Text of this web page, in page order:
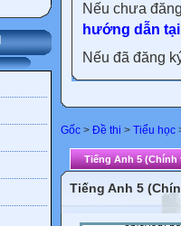
Nếu chưa
hướng dẫn
Nếu đã đăng
Gốc > Đề thi > Tiểu học
Tiếng Anh 5 (Chính
Tiếng Anh 5